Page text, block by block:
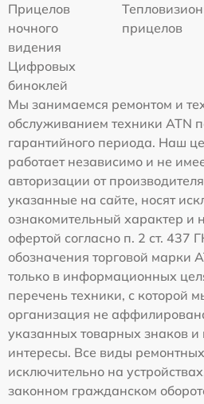
Прицелов
ночного
видения
прицелов
Цифровых
биноклей
Мы занимаемся ремонтом и
обслуживанием техники ATN
гарантийного периода. Наш
работает независимо и не
авторизации от
указанные на сайте, носят
ознакомительный характер и
офертой согласно п. 2 ст. 437
обозначения торговой марки
только в информационных
перечень техники, с которой
организация не
указанных товарных знаков и
интересы. Все виды
исключительно на
законном гражданском